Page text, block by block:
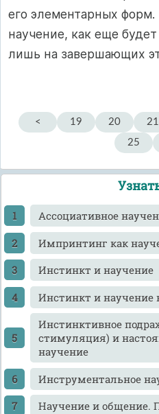
его элементарных
научение, как еще
лишь на завершающих
< 19 20 21
25
Ассоциативное
Импринтинг как
Инстинкт и научение
Инстинкт и научение
Инстинктивное
стимуляция) и
научение
Инструментальное
Научение и общение.